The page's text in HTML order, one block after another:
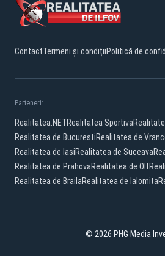
ContactTermeni și condițiiPolitică de
Parteneri:
Realitatea.NETRealitatea Sportiva
Realitatea de BucurestiRealitatea de
Realitatea de IasiRealitatea de Suceava
Realitatea de PrahovaRealitatea de Olt
Realitatea de BrailaRealitatea de Ialomita
© 2026 PHG Media